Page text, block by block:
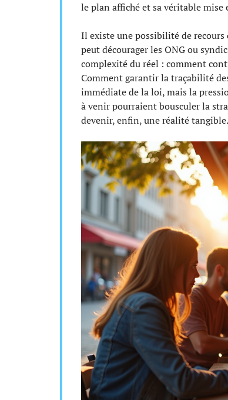
le plan affiché et sa véritable
Il existe une possibilité de recours
peut décourager les ONG ou
complexité du réel : comment
Comment garantir la traçabilité
immédiate de la loi, mais la
à venir pourraient bousculer la
devenir, enfin, une réalité tangible.